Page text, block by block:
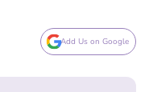
Add Us on Google